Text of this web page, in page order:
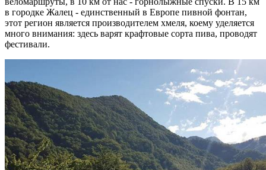
в городке Жалец - единственный в Европе пивной фонтан,
этот регион является производителем хмеля, коему уделяется
много внимания: здесь варят крафтовые сорта пива, проводят
фестивали.